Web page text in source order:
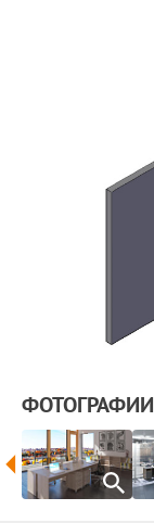
ФОТОГРАФИИ